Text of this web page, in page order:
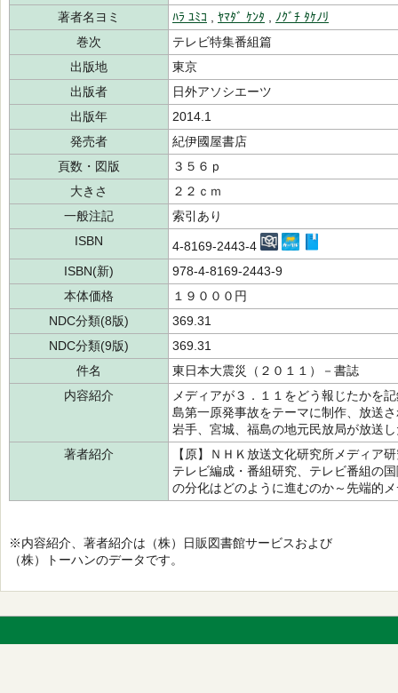
著者名ヨミ
ﾊﾗ ﾕﾐｺ ﾔﾏﾀﾞ ｹﾝﾀ
ﾉｸﾞﾁ ﾀｹﾉﾘ
巻次
テレビ特集番組篇
出版地
東京
出版者
日外アソシエーツ
出版年
2014.1
発売者
紀伊國屋書店
頁数・図版
３５６ｐ
大きさ
２２ｃｍ
一般注記
索引あり
ISBN
4-8169-2443-4
ISBN(新)
978-4-8169-2443-9
本体価格
１９０００円
NDC分類(8版)
369.31
NDC分類(9版)
369.31
件名
東日本大震災（２０１１）－書誌
内容紹介
メディアが３．１１をどう報じたかを
島第一原発事故をテーマに制作、放送
岩手、宮城、福島の地元民放局が放送
著者紹介
【原】ＮＨＫ放送文化研究所メディア
テレビ編成・番組研究、テレビ番組の
の分化はどのように進むのか～先端的
※内容紹介、著者紹介は（株）日販図書館サービスおよび
（株）トーハンのデータです。